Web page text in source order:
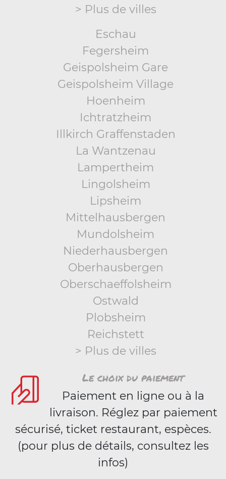
> Plus de villes
Eschau
Fegersheim
Geispolsheim Gare
Geispolsheim Village
Hoenheim
Ichtratzheim
Illkirch Graffenstaden
La Wantzenau
Lampertheim
Lingolsheim
Lipsheim
Mittelhausbergen
Mundolsheim
Niederhausbergen
Oberhausbergen
Oberschaeffolsheim
Ostwald
Plobsheim
Reichstett
> Plus de villes
Le choix du paiement
Paiement en ligne ou à la
livraison. Réglez par paiement
sécurisé, ticket restaurant, espèces.
(pour plus de détails, consultez les
infos)